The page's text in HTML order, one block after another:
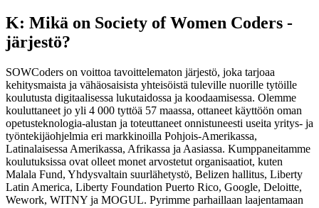
K: Mikä on Society of Women Coders -
järjestö?
SOWCoders on voittoa tavoittelematon järjestö, joka tarjoaa
kehitysmaista ja vähäosaisista yhteisöistä tuleville nuorille tytöille
koulutusta digitaalisessa lukutaidossa ja koodaamisessa. Olemme
kouluttaneet jo yli 4 000 tyttöä 57 maassa, ottaneet käyttöön oman
opetusteknologia-alustan ja toteuttaneet onnistuneesti useita yritys- ja
työntekijäohjelmia eri markkinoilla Pohjois-Amerikassa,
Latinalaisessa Amerikassa, Afrikassa ja Aasiassa. Kumppaneitamme
koulutuksissa ovat olleet monet arvostetut organisaatiot, kuten
Malala Fund, Yhdysvaltain suurlähetystö, Belizen hallitus, Liberty
Latin America, Liberty Foundation Puerto Rico, Google, Deloitte,
Wework, WITNY ja MOGUL. Pyrimme parhaillaan laajentamaan